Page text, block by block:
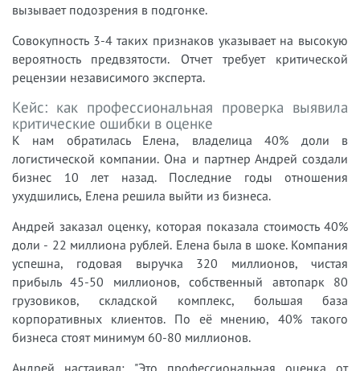
вызывает подозрения в подгонке.
Совокупность 3-4 таких признаков указывает на высокую
вероятность предвзятости. Отчет требует критической
рецензии независимого эксперта.
Кейс: как профессиональная проверка выявила
критические ошибки в оценке
К нам обратилась Елена, владелица 40% доли в
логистической компании. Она и партнер Андрей создали
бизнес 10 лет назад. Последние годы отношения
ухудшились, Елена решила выйти из бизнеса.
Андрей заказал оценку, которая показала стоимость 40%
доли - 22 миллиона рублей. Елена была в шоке. Компания
успешна, годовая выручка 320 миллионов, чистая
прибыль 45-50 миллионов, собственный автопарк 80
грузовиков, складской комплекс, большая база
корпоративных клиентов. По её мнению, 40% такого
бизнеса стоят минимум 60-80 миллионов.
Андрей настаивал: "Это профессиональная оценка от